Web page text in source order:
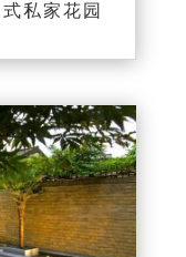
私家花园